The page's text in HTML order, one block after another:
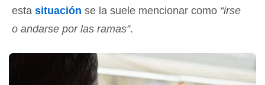
esta situación se la suele mencionar como “irse
o andarse por las ramas”.